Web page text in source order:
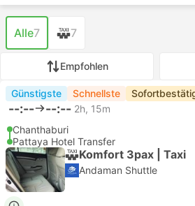
Alle7 7
Empfohlen
Günstigste Schnellste
--:-- --:-- 2h, 15m
Chanthaburi
Pattaya Hotel Transfer
Komfort 3pax | Taxi
Andaman Shuttle